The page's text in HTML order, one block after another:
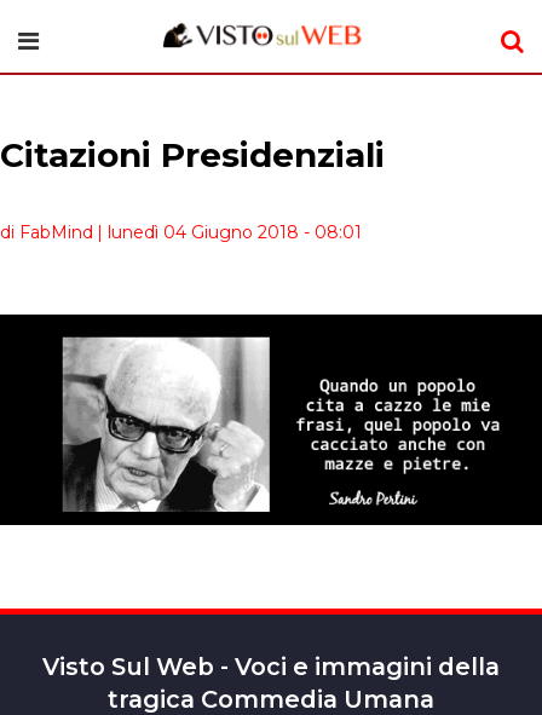
Citazioni Presidenziali
di FabMind | lunedì 04 Giugno 2018 - 08:01
Visto Sul Web - Voci e immagini della
tragica Commedia Umana